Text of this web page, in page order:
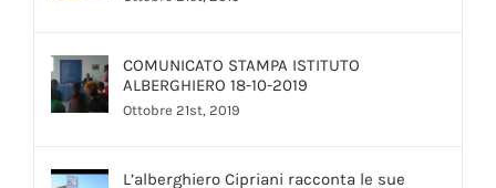
COMUNICATO STAMPA ISTITUTO
ALBERGHIERO 18-10-2019
Ottobre 21st, 2019
L’alberghiero Cipriani racconta le sue